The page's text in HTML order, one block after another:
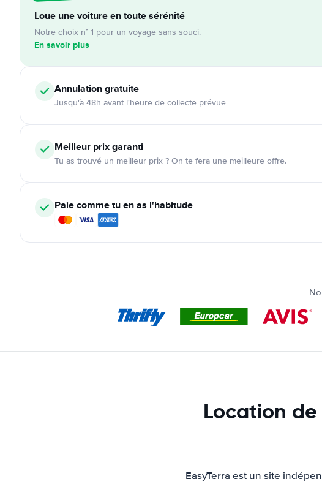
Loue une voiture en toute sérénité
Notre choix n° 1 pour un voyage sans souci.
En savoir plus
Annulationgratuite
Jusqu'à 48h avant l'heure de collecte prévue
Meilleur prix garanti
Tu as trouvé un meilleur prix ? On te fera une meilleure offre.
Paie comme tu en as l'habitude
Location
EasyTerra est un site